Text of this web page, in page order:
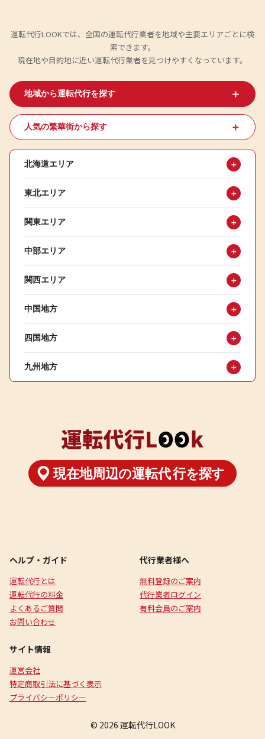
運転代行LOOKでは、全国の運転代行業者を地域や主要エリアごとに検
索できます。
現在地や目的地に近い運転代行業者を見つけやすくなっています。
地域から運転代行を探す ＋
人気の繁華街から探す ＋
北海道エリア ＋
東北エリア ＋
関東エリア ＋
中部エリア ＋
関西エリア ＋
中国地方 ＋
四国地方 ＋
九州地方 ＋
ヘルプ・ガイド
運転代行とは
運転代行の料金
よくあるご質問
お問い合わせ
代行業者様へ
無料登録のご案内
代行業者ログイン
有料会員のご案内
サイト情報
運営会社
特定商取引法に基づく表示
プライバシーポリシー
© 2026 運転代行LOOK